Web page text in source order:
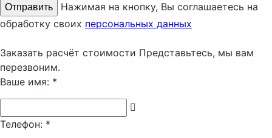
Нажимая на кнопку, Вы соглашаетесь на
обработку своих персональных данных
Заказать расчёт стоимости Представьтесь, мы вам
перезвоним.
Ваше имя: *
Телефон: *